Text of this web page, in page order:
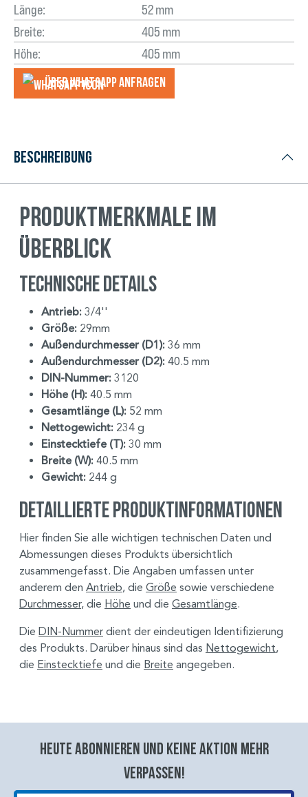
Länge:
52 mm
Breite:
405 mm
Höhe:
405 mm
Über WhatsApp anfragеn
Beschreibung
Produktmerkmale im
Überblick
Technische Details
Antrieb: 3/4''
Größe: 29mm
Außendurchmesser (D1): 36 mm
Außendurchmesser (D2): 40.5 mm
DIN-Nummer: 3120
Höhe (H): 40.5 mm
Gesamtlänge (L): 52 mm
Nettogewicht: 234 g
Einstecktiefe (T): 30 mm
Breite (W): 40.5 mm
Gewicht: 244 g
Detaillierte Produktinformationen
Hier finden Sie alle wichtigen technischen Daten und
Abmessungen dieses Produkts übersichtlich
zusammengefasst. Die Angaben umfassen unter
anderem den Antrieb, die Größe sowie verschiedene
Durchmesser, die Höhe und die Gesamtlänge.
Die DIN-Nummer dient der eindeutigen Identifizierung
des Produkts. Darüber hinaus sind das Nettogewicht,
die Einstecktiefe und die Breite angegeben.
Heute abonnieren und keine aktion mehr
verpassen!